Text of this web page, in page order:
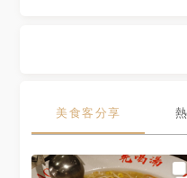
美食客分享